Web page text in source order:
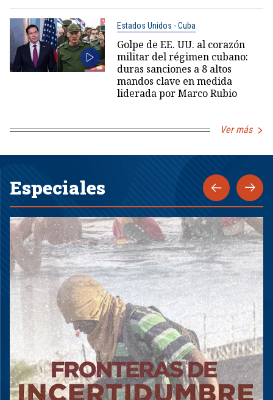
Estados Unidos - Cuba
Golpe de EE. UU. al corazón
militar del régimen cubano:
duras sanciones a 8 altos
mandos clave en medida
liderada por Marco Rubio
Ver más
Especiales